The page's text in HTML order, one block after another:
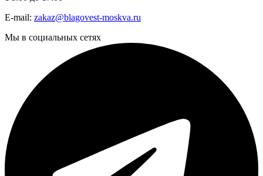
E-mail: zakaz@blagovest-moskva.ru
Мы в социальных сетях